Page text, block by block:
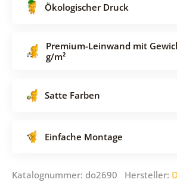
Ökologischer Druck
Premium-Leinwand mit
g/m²
Satte Farben
Einfache Montage
Katalognummer: do2690 Hersteller: